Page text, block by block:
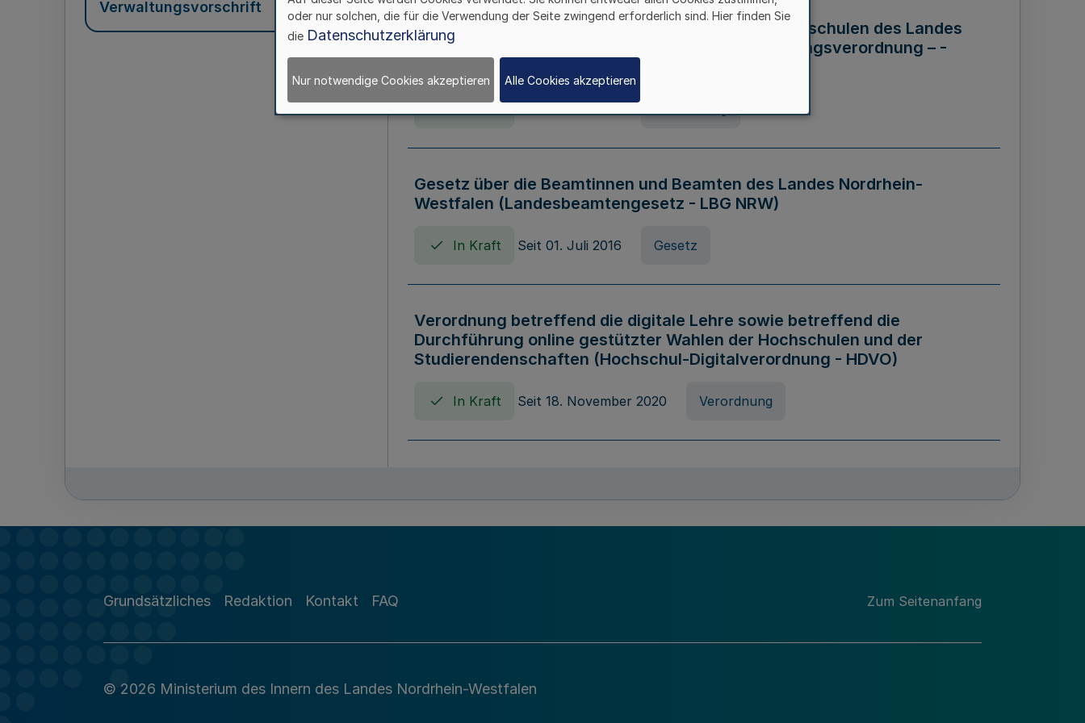
Verwaltungsvorschrift
Verordnung über die Wirtschaftsführung der Hochschulen des Landes
Nordrhein-Westfalen (Hochschulwirtschaftsführungsverordnung – -
Gesetz über die Beamtinnen und Beamten des Landes Nordrhein-
Westfalen (Landesbeamtengesetz - LBG NRW)
In Kraft Seit 01. Juli 2016 Gesetz
Verordnung betreffend die digitale Lehre sowie betreffend die
Durchführung online gestützter Wahlen der Hochschulen und der
Studierendenschaften (Hochschul-Digitalverordnung - HDVO)
In Kraft Seit 18. November 2020 Verordnung
(Hochschulabgabenverordnung - HAbg-VO)
Gesetz über die Kunsthochschulen des Landes Nordrhein-Westfalen
Grundsätzliches Redaktion Kontakt FAQ Zum Seitenanfang
© 2026 Ministerium des Innern des Landes Nordrhein-Westfalen
oder nur solchen, die für die Verwendung der Seite zwingend erforderlich sind. Hier finden Sie
die Datenschutzerklärung
Nur notwendige Cookies akzeptieren Alle Cookies akzeptieren